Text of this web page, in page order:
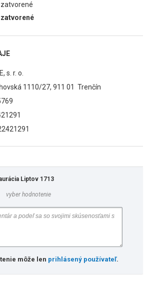
zatvorené
zatvorené
s. r. o.
1110/27, 911 01 Trenčín
Liptov 1713
vyber hodnotenie
môže len prihlásený používateľ.